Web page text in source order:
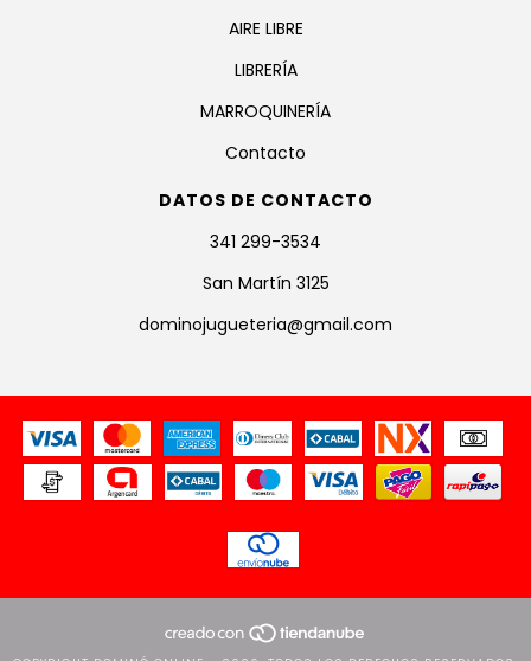
AIRE LIBRE
LIBRERÍA
MARROQUINERÍA
Contacto
DATOS DE CONTACTO
341 299-3534
San Martín 3125
dominojugueteria@gmail.com